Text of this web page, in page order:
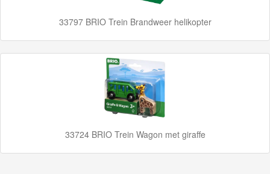
Hot
Wheels
GraviTrax
33797 BRIO Trein Brandweer helikopter
33724 BRIO Trein Wagon met giraffe